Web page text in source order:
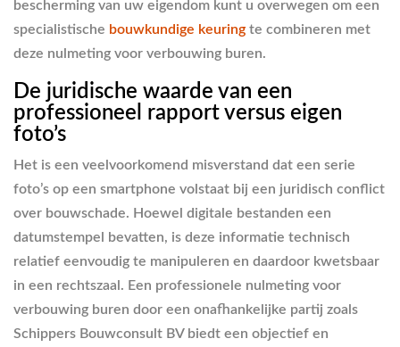
bescherming van uw eigendom kunt u overwegen om een
specialistische bouwkundige keuring te combineren met
deze nulmeting voor verbouwing buren.
De juridische waarde van een
professioneel rapport versus eigen
foto’s
Het is een veelvoorkomend misverstand dat een serie
foto’s op een smartphone volstaat bij een juridisch conflict
over bouwschade. Hoewel digitale bestanden een
datumstempel bevatten, is deze informatie technisch
relatief eenvoudig te manipuleren en daardoor kwetsbaar
in een rechtszaal. Een professionele nulmeting voor
verbouwing buren door een onafhankelijke partij zoals
Schippers Bouwconsult BV biedt een objectief en